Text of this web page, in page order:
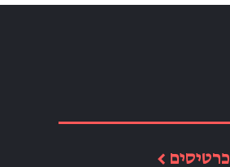
כרטיסים ←